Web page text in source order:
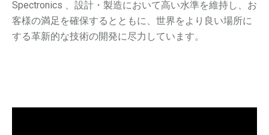
Spectronics 、設計・製造において高い水準を維持し、お
客様の満足を確保するとともに、世界をより良い場所に
する革新的な技術の開発に尽力しています。